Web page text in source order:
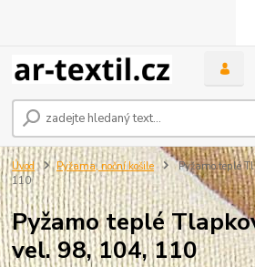
Úvod Pyžama, noční košile
Pyžamo teplé
110
Pyžamo teplé
vel. 98, 104, 110